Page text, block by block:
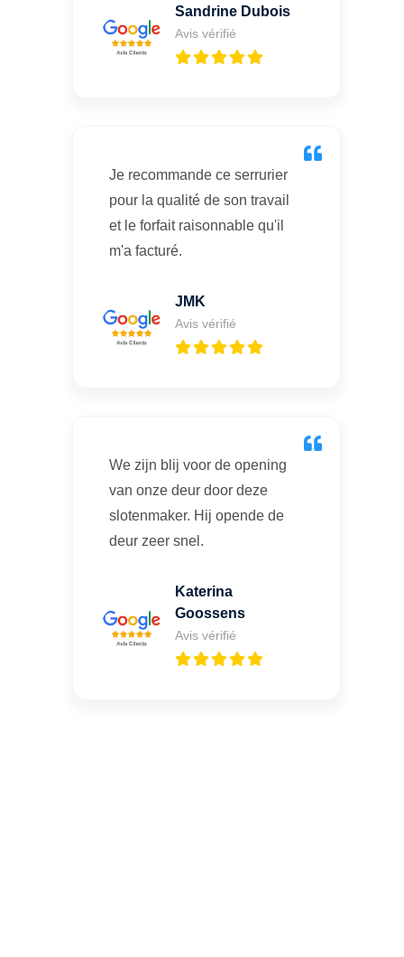
Sandrine Dubois
Avis vérifié
Je recommande ce serrurier
pour la qualité de son travail
et le forfait raisonnable qu'il
m'a facturé.
JMK
Avis vérifié
We zijn blij voor de opening
van onze deur door deze
slotenmaker. Hij opende de
deur zeer snel.
Katerina
Goossens
Avis vérifié